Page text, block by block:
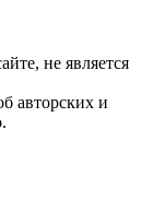
не является
авторских и